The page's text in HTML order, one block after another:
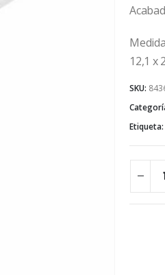
12,1 x
SKU:
Etiqueta: